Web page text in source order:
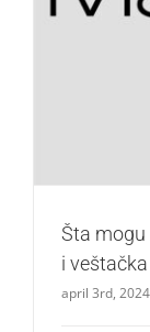
Šta
Šta mogu
i
april 3rd, 2024